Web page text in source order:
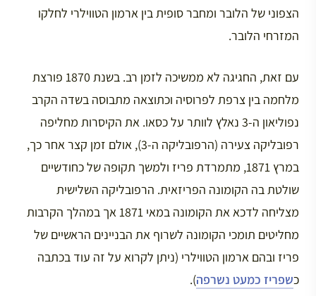
הצפוני של הלובר ומחבר סופית בין ארמון הטווילרי לחלקו
המזרחי הלובר.
עם זאת, החגיגה לא ממשיכה לזמן רב. בשנת 1870 פורצת
מלחמה בין צרפת לפרוסיה וכתוצאה מתבוסה בשדה הקרב
נפוליאון ה-3 נאלץ לוותר על כסאו. את הקיסרות מחליפה
רפובליקה צעירה (הרפובליקה ה-3), אולם זמן קצר אחר כך,
במרץ 1871, מתמרדת פריז ולמשך תקופה של כחודשיים
שולטת בה הקומונה הפריזאית. הרפובליקה השלישית
מצליחה לדכא את הקומונה במאי 1871 אך במהלך הקרבות
מחליטים תומכי הקומונה לשרוף את הבניינים הראשיים של
פריז ובהם ארמון הטווילרי (ניתן לקרוא על זה עוד בכתבה
כשפריז כמעט נשרפה).